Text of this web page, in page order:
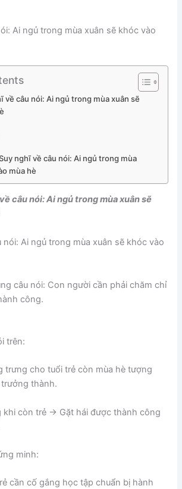
Ai ngủ trong mùa xuân sẽ khóc vào
về câu nói: Ai ngủ trong mùa xuân sẽ
nghĩ về câu nói: Ai ngủ trong mùa
mùa hè
câu nói: Ai ngủ trong mùa xuân sẽ
nói: Ai ngủ trong mùa xuân sẽ khóc vào
câu nói: Con người cần phải chăm chỉ
công.
trên:
trưng cho tuổi trẻ còn mùa hè tượng
thành.
khi còn trẻ → Gặt hái được thành công
minh:
cần cố gắng học tập chuẩn bị hành